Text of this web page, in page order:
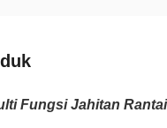
Fungsi Jahitan